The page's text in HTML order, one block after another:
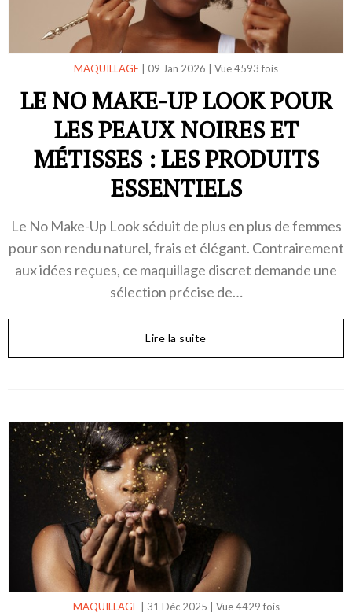
MAQUILLAGE 09 Jan 2026 Vue 4593 fois
LE NO MAKE-UP LOOK POUR
LES PEAUX NOIRES ET
MÉTISSES : LES PRODUITS
ESSENTIELS
Le No Make-Up Look séduit de plus en plus de femmes
pour son rendu naturel, frais et élégant. Contrairement
aux idées reçues, ce maquillage discret demande une
sélection précise de…
Lire la suite
MAQUILLAGE| 31 Déc 2025 Vue 4429 fois